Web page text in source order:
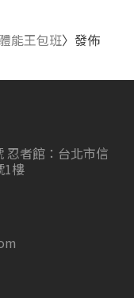
能王包班〉發佈
忍者館：台北市信
1樓